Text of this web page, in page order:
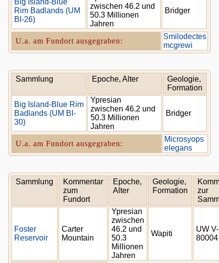
Big Island-Blue
Rim Badlands (UM
BI-26)
zwischen 46.2 und
50.3 Millionen
Jahren
Bridger
U.a. am Fundort ausgegraben:
Smilodectes
mcgrewi
Sammlung Epoche, Alter
Geologie,
Formation
Big Island-Blue Rim
Badlands (UM BI-
30)
Ypresian
zwischen 46.2 und
50.3 Millionen
Jahren
Bridger
U.a. am Fundort ausgegraben:
Microsyops
elegans
Sammlung
Kommentar
zum
Fundort
Epoche,
Alter
Geologie,
Formation
zur
Foster
Reservoir
Carter
Mountain
Ypresian
zwischen
46.2 und
50.3
Millionen
Jahren
Wapiti
UW V-
80004